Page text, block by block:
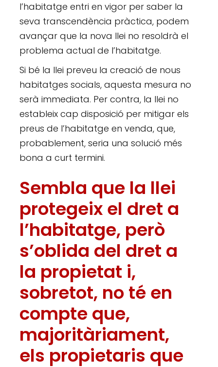
l’habitatge entri en vigor per saber la
seva transcendència pràctica, podem
avançar que la nova llei no resoldrà el
problema actual de l’habitatge.
Si bé la llei preveu la creació de nous
habitatges socials, aquesta mesura no
serà immediata. Per contra, la llei no
estableix cap disposició per mitigar els
preus de l’habitatge en venda, que,
probablement, seria una solució més
bona a curt termini.
Sembla que la llei
protegeix el dret a
l’habitatge, però
s’oblida del dret a
la propietat i,
sobretot, no té en
compte que,
majoritàriament,
els propietaris que